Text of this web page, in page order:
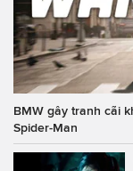
BMW gây tranh cãi
Spider-Man